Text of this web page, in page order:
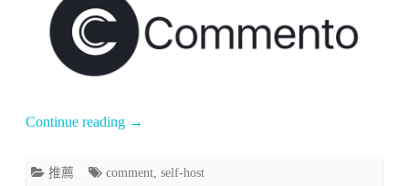
具-
自
Continue reading →
推薦 comment, self-host